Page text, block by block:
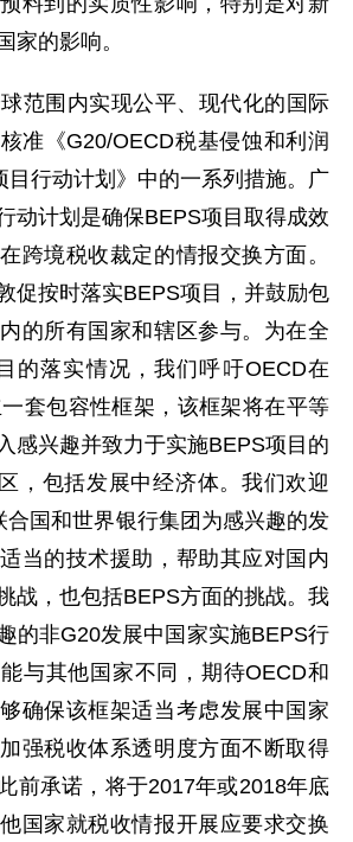
家的影响。
围内实现公平、现代化的国际
准《G20/OECD税基侵蚀和利润
目行动计划》中的一系列措施。广
动计划是确保BEPS项目取得成效
跨境税收裁定的情报交换方面。
促按时落实BEPS项目，并鼓励包
的所有国家和辖区参与。为在全
的落实情况，我们呼吁OECD在
套包容性框架，该框架将在平等
感兴趣并致力于实施BEPS项目的
，包括发展中经济体。我们欢迎
合国和世界银行集团为感兴趣的发
当的技术援助，帮助其应对国内
战，也包括BEPS方面的挑战。我
的非G20发展中国家实施BEPS行
与其他国家不同，期待OECD和
确保该框架适当考虑发展中国家
强税收体系透明度方面不断取得
前承诺，将于2017年或2018年底
国家就税收情报开展应要求交换